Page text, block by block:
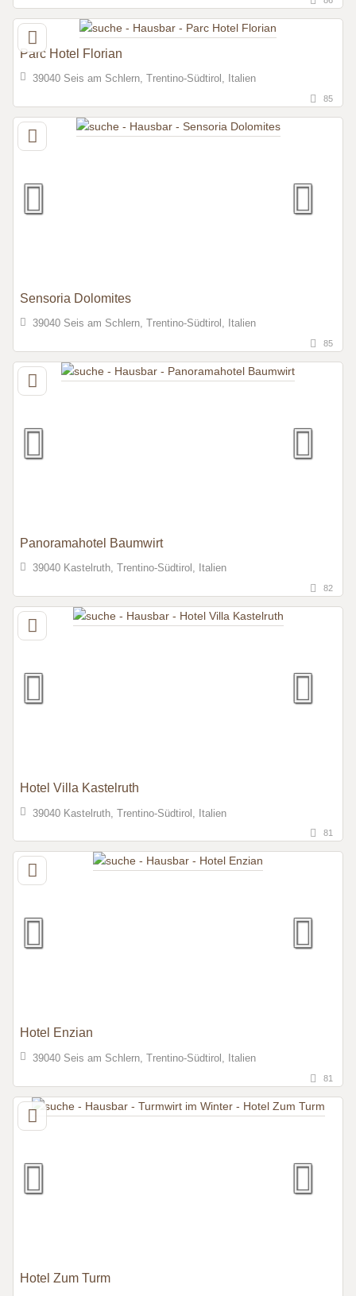
Parc Hotel Florian
39040 Seis am Schlern, Trentino-Südtirol, Italien
85
Sensoria Dolomites
39040 Seis am Schlern, Trentino-Südtirol, Italien
85
Panoramahotel Baumwirt
39040 Kastelruth, Trentino-Südtirol, Italien
82
Hotel Villa Kastelruth
39040 Kastelruth, Trentino-Südtirol, Italien
81
Hotel Enzian
39040 Seis am Schlern, Trentino-Südtirol, Italien
81
Hotel Zum Turm